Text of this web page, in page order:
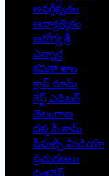
అవర్గీకృతం
ఆధ్యాత్మికం
ఆరోగ్య శ్రీ
ఎన్నారై
కవితా శాల
క్లాస్ రూమ్
గెస్ట్ ఎడిటర్
తెలంగాణ
దక్కన్.కామ్
పీపుల్స్ ‌మీడియా
ప్రచురణలు
బిజినెస్